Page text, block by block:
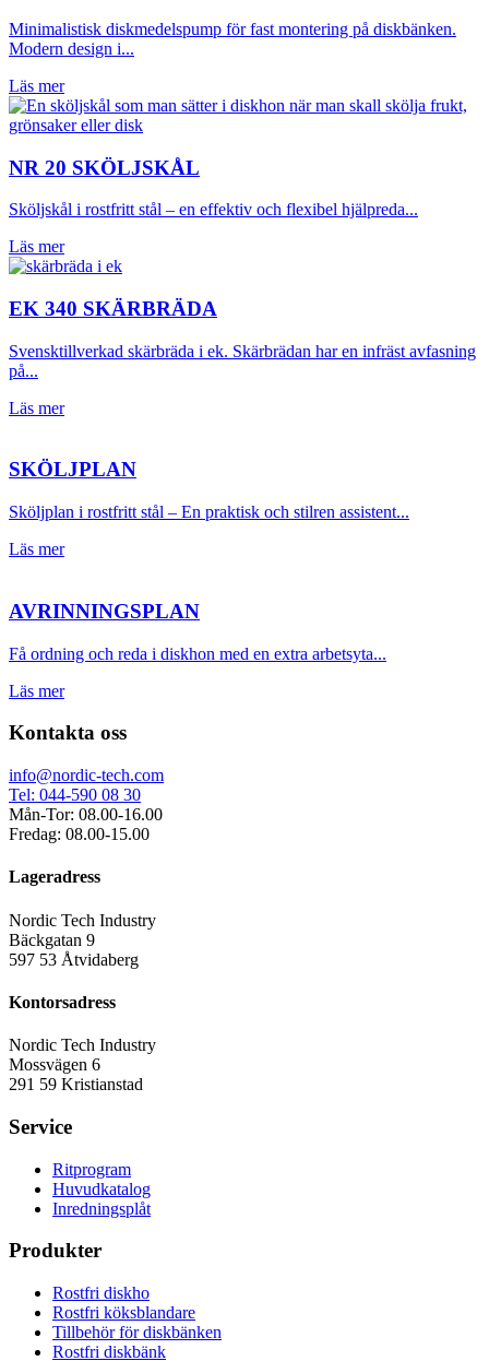
Minimalistisk diskmedelspump för fast montering på diskbänken.
Modern design i...
Läs mer
NR 20 SKÖLJSKÅL
Sköljskål i rostfritt stål – en effektiv och flexibel hjälpreda...
Läs mer
EK 340 SKÄRBRÄDA
Svensktillverkad skärbräda i ek. Skärbrädan har en infräst avfasning
på...
Läs mer
SKÖLJPLAN
Sköljplan i rostfritt stål – En praktisk och stilren assistent...
Läs mer
AVRINNINGSPLAN
Få ordning och reda i diskhon med en extra arbetsyta...
Läs mer
Kontakta oss
info@nordic-tech.com
Tel: 044-590 08 30
Mån-Tor: 08.00-16.00
Fredag: 08.00-15.00
Lageradress
Nordic Tech Industry
Bäckgatan 9
597 53 Åtvidaberg
Kontorsadress
Nordic Tech Industry
Mossvägen 6
291 59 Kristianstad
Service
Ritprogram
Huvudkatalog
Inredningsplåt
Produkter
Rostfri diskho
Rostfri köksblandare
Tillbehör för diskbänken
Rostfri diskbänk